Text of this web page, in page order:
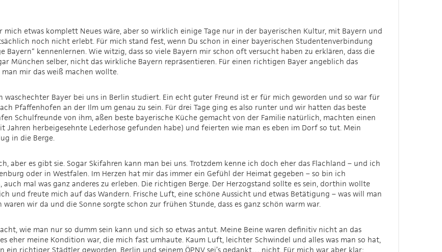
etwas komplett Neues wäre, aber so wirklich einige Tage nur in der bayerischen Kultur, mit Bayern und
noch nicht erlebt. Für mich stand fest, wenn Du schon in einer bayerischen Studentenverbindung
kennenlernen. Wie witzig, dass so viele Bayern mir schon oft versucht haben zu erklären, dass die
München selber, nicht das wirkliche Bayern repräsentieren. Für einen richtigen Bayer angeblich das
mir das weiß machen wollte.
waschechter Bayer bei uns in Berlin studiert. Ein echt guter Freund ist er für mich geworden und so war für
Pfaffenhofen an der Ilm um genau zu sein. Für drei Tage ging es also runter und wir hatten das beste
Schulfreunde von ihm, aßen beste bayerische Küche gemacht von der Familie natürlich, machten einen
Jahren herbeigesehnte Lederhose gefunden habe) und feierten wie man es eben im Dorf so tut. Mein
in die Berge.
aber es gibt sie. Sogar Skifahren kann man bei uns. Trotzdem kenne ich doch eher das Flachland – und ich
oder in Westfalen. Im Herzen hat mir das immer ein Gefühl der Heimat gegeben – so bin ich
mal was ganz anderes zu erleben. Die richtigen Berge. Der Herzogstand sollte es sein, dorthin wollte
und freute mich auf das Wandern. Frische Luft, eine schöne Aussicht und etwas Betätigung – was will man
wir da und die Sonne sorgte schon zur frühen Stunde, dass es ganz schön warm war.
wie man nur so dumm sein kann und sich so etwas antut. Meine Beine waren definitiv nicht an das
eher meine Kondition war, die mich fast umhaute. Kaum Luft, leichter Schwindel und alles was man so hat,
richtiger Städtler geworden. Berlin und seinem ÖPNV sei’s gedankt… nicht. Für mich war aber klar: